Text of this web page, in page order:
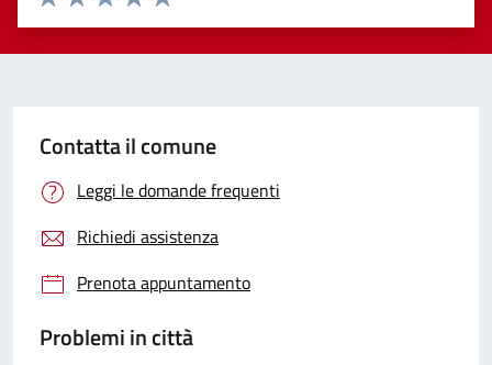
Valuta 5 stelle su 5
Valuta 4 stelle su 5
Valuta 3 stelle su 5
Valuta 2 stelle su 5
Valuta 1 stelle su 5
Contatta il comune
Leggi le domande frequenti
Richiedi assistenza
Prenota appuntamento
Problemi in città